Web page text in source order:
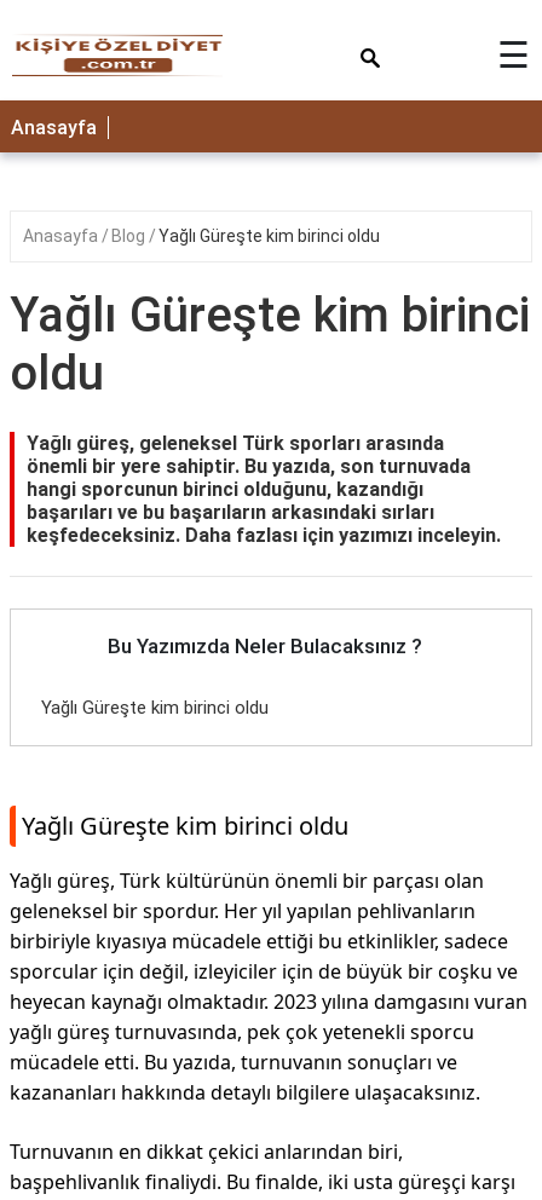
ANASAYFA
☰
Anasayfa
Anasayfa Blog Yağlı Güreşte kim birinci oldu
Yağlı Güreşte kim birinci
oldu
Yağlı güreş, geleneksel Türk sporları arasında
önemli bir yere sahiptir. Bu yazıda, son turnuvada
hangi sporcunun birinci olduğunu, kazandığı
başarıları ve bu başarıların arkasındaki sırları
keşfedeceksiniz. Daha fazlası için yazımızı inceleyin.
Bu Yazımızda Neler Bulacaksınız ?
Yağlı Güreşte kim birinci oldu
Yağlı Güreşte kim birinci oldu
Yağlı güreş, Türk kültürünün önemli bir parçası olan
geleneksel bir spordur. Her yıl yapılan pehlivanların
birbiriyle kıyasıya mücadele ettiği bu etkinlikler, sadece
sporcular için değil, izleyiciler için de büyük bir coşku ve
heyecan kaynağı olmaktadır. 2023 yılına damgasını vuran
yağlı güreş turnuvasında, pek çok yetenekli sporcu
mücadele etti. Bu yazıda, turnuvanın sonuçları ve
kazananları hakkında detaylı bilgilere ulaşacaksınız.
Turnuvanın en dikkat çekici anlarından biri,
başpehlivanlık finaliydi. Bu finalde, iki usta güreşçi karşı